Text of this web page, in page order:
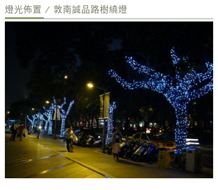
燈光佈置 / 敦南誠品路樹繞燈